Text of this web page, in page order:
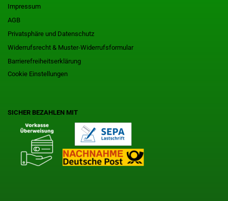
Impressum
AGB
Privatsphäre und Datenschutz
Widerrufsrecht & Muster-Widerrufsformular
Barrierefreiheitserklärung
Cookie Einstellungen
SICHER BEZAHLEN MIT